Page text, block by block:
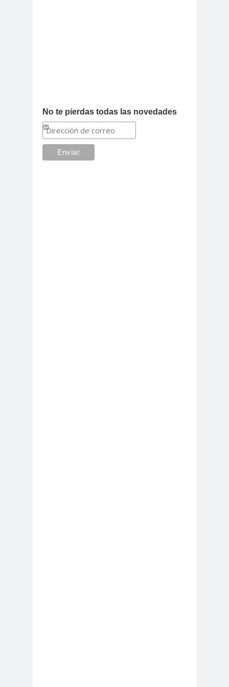
No te pierdas todas las novedades